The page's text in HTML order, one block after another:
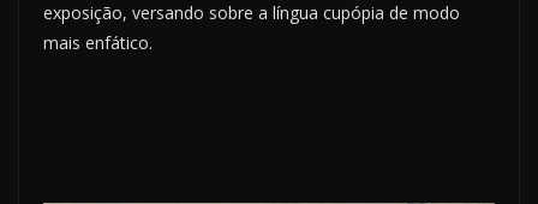
exposição, versando sobre a língua cupópia de modo
mais enfático.